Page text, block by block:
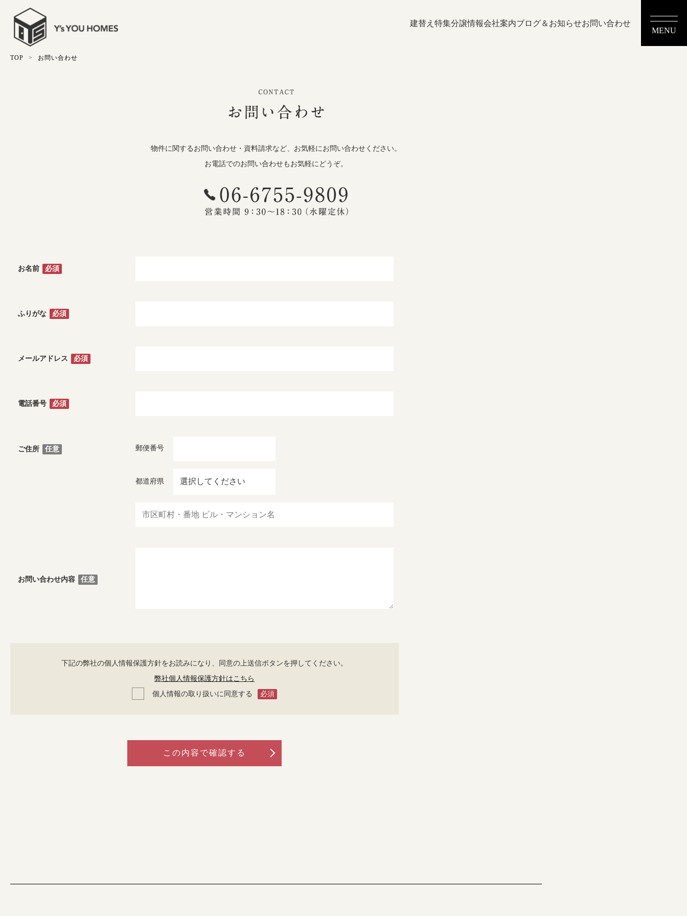
建替え特集分譲情報会社案内ブログ＆お知らせお問い合わせ
MENU
TOP お問い合わせ
物件に関するお問い合わせ・資料請求など、お気軽にお問い合わせください。
お電話でのお問い合わせもお気軽にどうぞ。
お名前 必須
ふりがな 必須
メールアドレス 必須
電話番号 必須
ご住所 任意 郵便番号
都道府県
お問い合わせ内容 任意
下記の弊社の個人情報保護方針をお読みになり、同意の上送信ボタンを押してください。
弊社個人情報保護方針はこちら
個人情報の取り扱いに同意する
必須